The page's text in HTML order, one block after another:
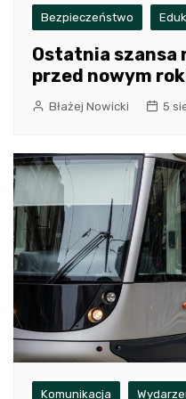
Bezpieczeństwo
Ostatnia szansa
przed nowym
Błażej Nowicki 5
Komunikacja